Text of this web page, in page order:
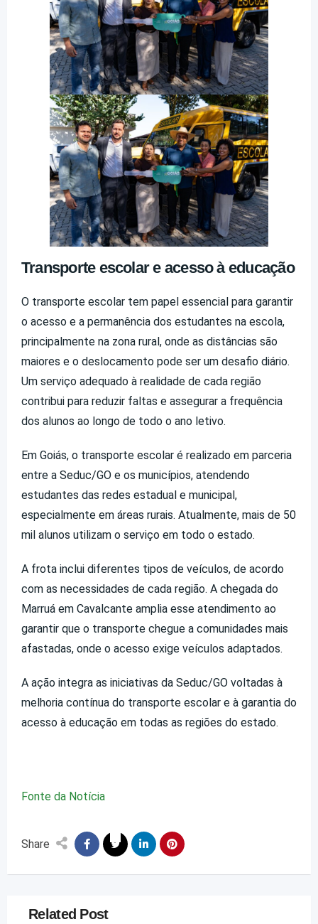
Transporte escolar e acesso à educação
O transporte escolar tem papel essencial para garantir
o acesso e a permanência dos estudantes na escola,
principalmente na zona rural, onde as distâncias são
maiores e o deslocamento pode ser um desafio diário.
Um serviço adequado à realidade de cada região
contribui para reduzir faltas e assegurar a frequência
dos alunos ao longo de todo o ano letivo.
Em Goiás, o transporte escolar é realizado em parceria
entre a Seduc/GO e os municípios, atendendo
estudantes das redes estadual e municipal,
especialmente em áreas rurais. Atualmente, mais de 50
mil alunos utilizam o serviço em todo o estado.
A frota inclui diferentes tipos de veículos, de acordo
com as necessidades de cada região. A chegada do
Marruá em Cavalcante amplia esse atendimento ao
garantir que o transporte chegue a comunidades mais
afastadas, onde o acesso exige veículos adaptados.
A ação integra as iniciativas da Seduc/GO voltadas à
melhoria contínua do transporte escolar e à garantia do
acesso à educação em todas as regiões do estado.
Fonte da Notícia
Share
Related Post